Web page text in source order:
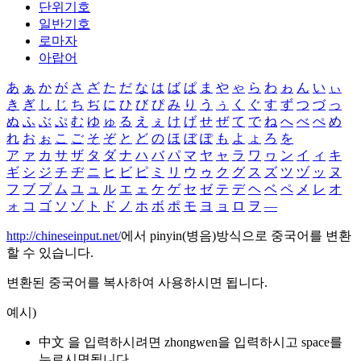
단위기호
일반기호
로마자
아랍어
あ ぁ か が さ ざ た だ な は ば ぱ ま や ゃ ら わ ゎ ん い ぃ
き ぎ し じ ち ぢ に ひ び ぴ み り う ぅ く ぐ す ず つ づ っ
ぬ ふ ぶ ぷ む ゆ ゅ る え ぇ け げ せ ぜ て で ね へ べ ぺ め
れ お ぉ こ ご そ ぞ と ど の ほ ぼ ぽ も よ ょ ろ を
ア ァ カ サ ザ タ ダ ナ ハ バ パ マ ヤ ャ ラ ワ ヮ ン イ ィ キ
ギ シ ジ チ ヂ ニ ヒ ビ ピ ミ リ ウ ゥ ク グ ス ズ ツ ヅ ッ ヌ
フ ブ プ ム ユ ュ ル エ ェ ケ ゲ セ ゼ テ デ ヘ ベ ペ メ レ オ
ォ コ ゴ ソ ゾ ト ド ノ ホ ボ ポ モ ヨ ョ ロ ヲ ―
http://chineseinput.net/에서 pinyin(병음)방식으로 중국어를 변환
할 수 있습니다.
변환된 중국어를 복사하여 사용하시면 됩니다.
예시)
中文 을 입력하시려면 zhongwen을 입력하시고 space를